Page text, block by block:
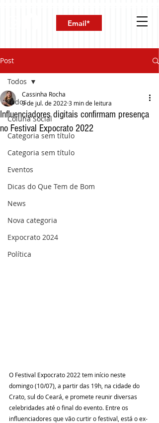
Post
Todos
Coluna Social
Categoria sem título
Categoria sem título
Eventos
Dicas do Que Tem de Bom
News
Nova categoria
Expocrato 2024
Política
Todos
Influenciadores digitais confirmam presença
no Festival Expocrato 2022
Cassinha Rocha
9 de jul. de 2022 3 min de leitura
O Festival Expocrato 2022 tem início neste
domingo (10/07), a partir das 19h, na cidade do
Crato, sul do Ceará, e promete reunir diversas
celebridades até o final do evento. Entre os
influenciadores que vão curtir o festival, está o ex-